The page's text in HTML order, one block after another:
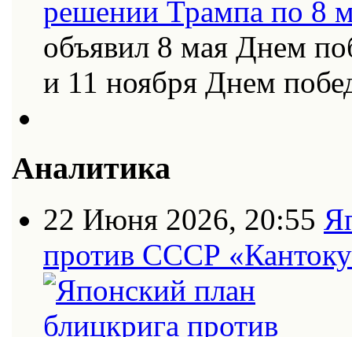
объявил 8 мая Днем
и 11 ноября Днем
Аналитика
22 Июня 2026, 20:55
против СССР